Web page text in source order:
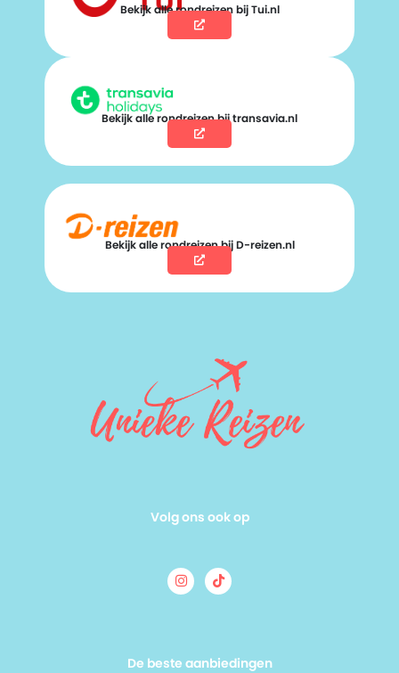
Bekijk alle rondreizen bij Tui.nl
Bekijk alle rondreizen bij transavia.nl
Bekijk alle rondreizen bij D-reizen.nl
Volg ons ook op
De beste aanbiedingen